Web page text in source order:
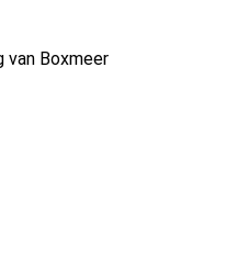
van Boxmeer